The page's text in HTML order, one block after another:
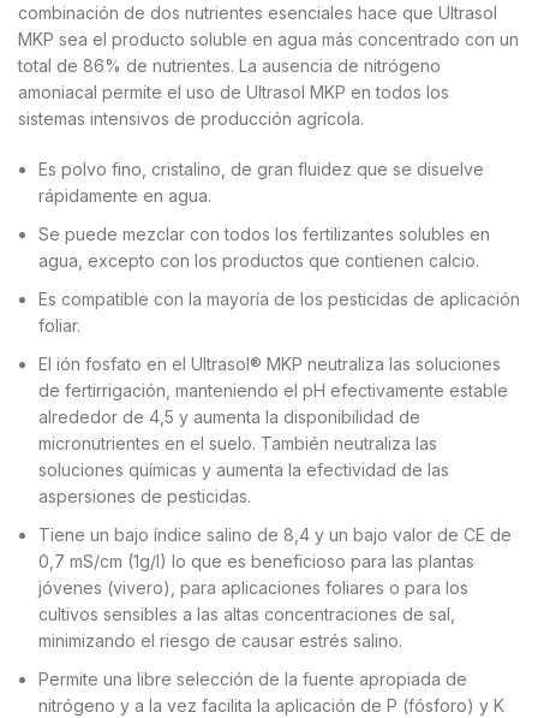
combinación de dos nutrientes esenciales hace que Ultrasol
MKP sea el producto soluble en agua más concentrado con un
total de 86% de nutrientes. La ausencia de nitrógeno
amoniacal permite el uso de Ultrasol MKP en todos los
sistemas intensivos de producción agrícola.
Es polvo fino, cristalino, de gran fluidez que se disuelve
rápidamente en agua.
Se puede mezclar con todos los fertilizantes solubles en
agua, excepto con los productos que contienen calcio.
Es compatible con la mayoría de los pesticidas de aplicación
foliar.
El ión fosfato en el Ultrasol® MKP neutraliza las soluciones
de fertirrigación, manteniendo el pH efectivamente estable
alrededor de 4,5 y aumenta la disponibilidad de
micronutrientes en el suelo. También neutraliza las
soluciones químicas y aumenta la efectividad de las
aspersiones de pesticidas.
Tiene un bajo índice salino de 8,4 y un bajo valor de CE de
0,7 mS/cm (1g/l) lo que es beneficioso para las plantas
jóvenes (vivero), para aplicaciones foliares o para los
cultivos sensibles a las altas concentraciones de sal,
minimizando el riesgo de causar estrés salino.
Permite una libre selección de la fuente apropiada de
nitrógeno y a la vez facilita la aplicación de P (fósforo) y K